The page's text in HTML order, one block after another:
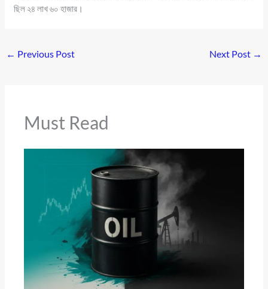
ছিল ২৪ লাখ ৬০ হাজার।
← Previous Post Next Post →
Must Read